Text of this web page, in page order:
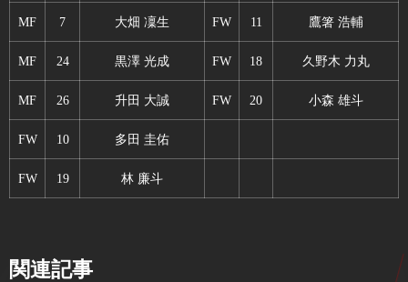
MF 7 大畑 凜生 FW 11 鷹箸 浩輔
MF 24 黒澤 光成 FW 18 久野木 力丸
MF 26 升田 大誠 FW 20 小森 雄斗
FW 10 多田 圭佑
FW 19 林 廉斗
関連記事